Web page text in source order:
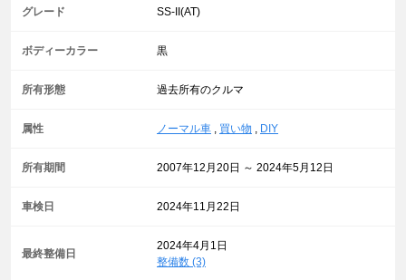
グレード SS-II(AT)
ボディーカラー 黒
所有形態 過去所有のクルマ
属性 ノーマル車 , 買い物 , DIY
所有期間 2007年12月20日 ～ 2024年5月12日
車検日 2024年11月22日
最終整備日
2024年4月1日
整備数 (3)